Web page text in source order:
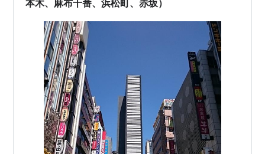
本木、麻布十番、浜松町、赤坂）